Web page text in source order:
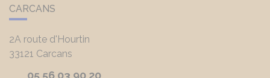
CARCANS
2A route d'Hourtin
33121 Carcans
05 56 03 90 20